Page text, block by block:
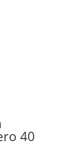
40